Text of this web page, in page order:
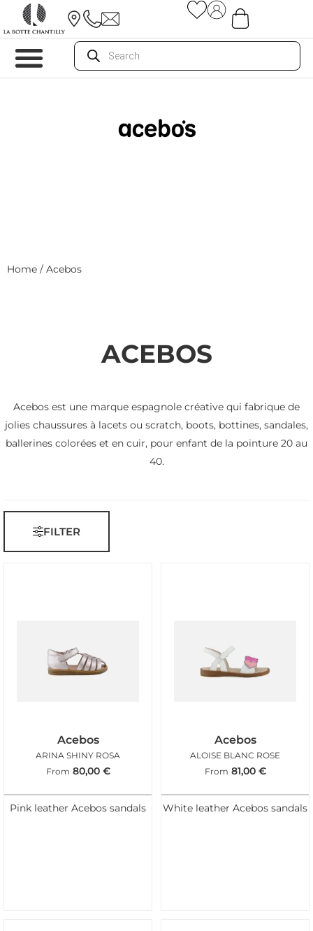
Home / Acebos
ACEBOS
Acebos est une marque espagnole créative qui fabrique de
jolies chaussures à lacets ou scratch, boots, bottines, sandales,
ballerines colorées et en cuir, pour enfant de la pointure 20 au
40.
FILTER
Acebos
ARINA SHINY ROSA
From 80,00 €
Pink leather Acebos sandals
Acebos
ALOISE BLANC ROSE
From 81,00 €
White leather Acebos sandals